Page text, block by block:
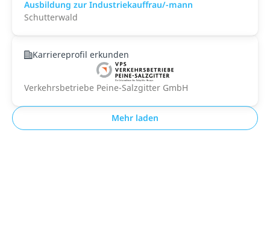
Ausbildung zur Industriekauffrau/-mann
Schutterwald
Karriereprofil erkunden
Verkehrsbetriebe Peine-Salzgitter GmbH
Mehr laden